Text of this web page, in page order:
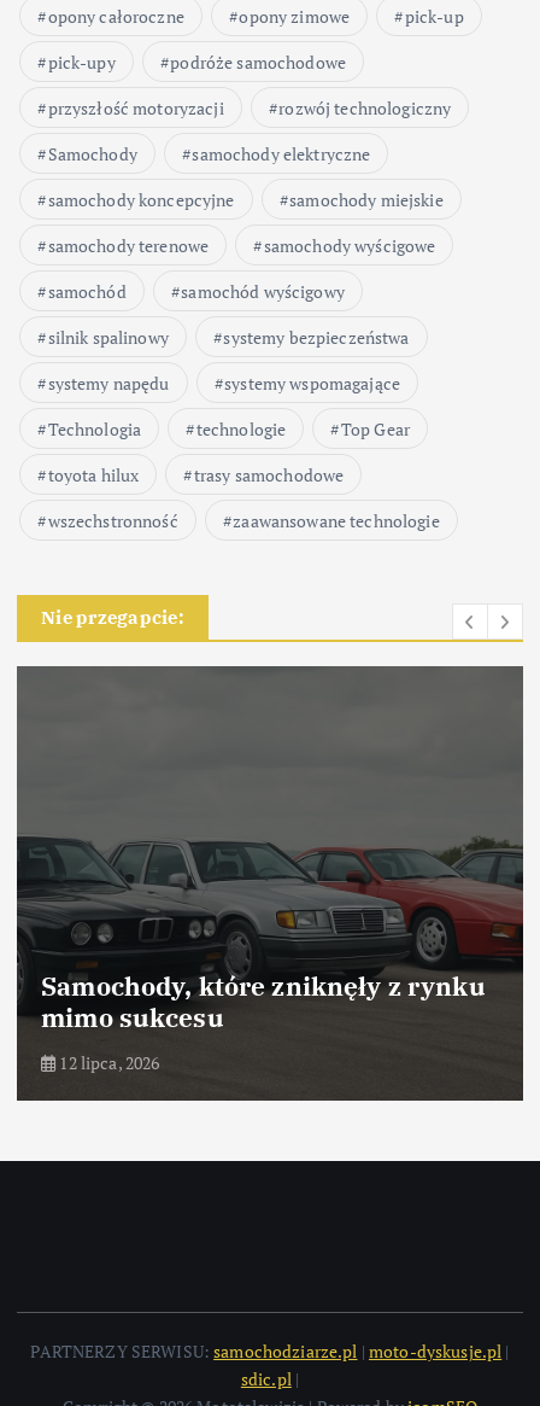
opony całoroczne
opony zimowe
pick-up
pick-upy
podróże samochodowe
przyszłość motoryzacji
rozwój technologiczny
Samochody
samochody elektryczne
samochody koncepcyjne
samochody miejskie
samochody terenowe
samochody wyścigowe
samochód
samochód wyścigowy
silnik spalinowy
systemy bezpieczeństwa
systemy napędu
systemy wspomagające
Technologia
technologie
Top Gear
toyota hilux
trasy samochodowe
wszechstronność
zaawansowane technologie
Nie przegapcie:
Samochody, które zniknęły z rynku
mimo sukcesu
12 lipca, 2026
PARTNERZY SERWISU:samochodziarze.pl | moto-dyskusje.pl |
sdic.pl |